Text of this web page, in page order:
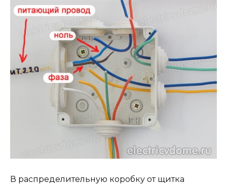
В распределительную коробку от щитка